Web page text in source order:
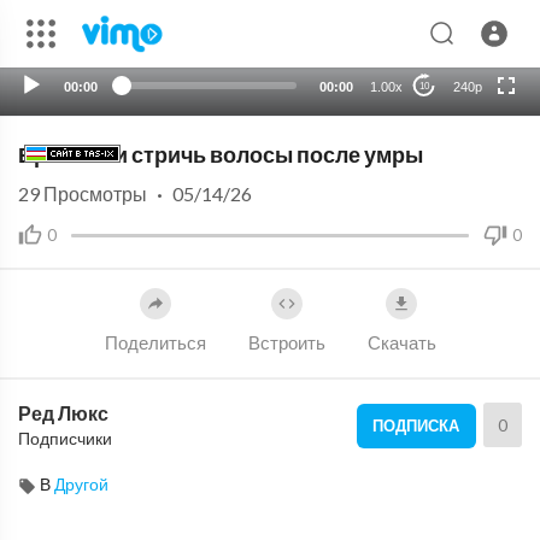
00:00 00:00 1.00x 10 240p
720p
Брить или стричь волосы после умры
0 0
29 Просмотры · 05/14/26
Поделиться Встроить Скачать
Ред Люкс
Подписчики
ПОДПИСКА 0
В Другой